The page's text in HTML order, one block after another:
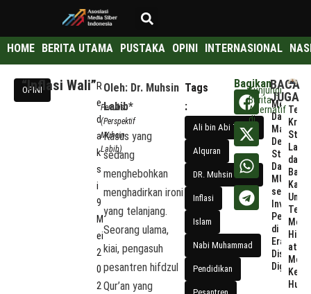
HOME BERITA UTAMA PUSTAKA OPINI INTERNASIONAL
OPINI
“Inflasi Wali”R
e
d
a
k
s
i
9
M
ei
2
0
2
Penulis.
(Perspektif
Muhsin
Labib)
Oleh: Dr. Muhsin
Labib*
Kasus yang
sedang
menghebohkan
menghadirkan ironi
yang telanjang.
Seorang ulama,
kiai, pengasuh
pesantren hifdzul
Qur’an yang
Tags
:
Ali bin Abi Thalib
Alquran
DR. Muhsin Labib
Inflasi
Islam
Nabi Muhammad
Pendidikan
Bagikan
Kunjungi
Berita
Alternatif
di
:
BACA
JUGA
Dai
Masa
Depan:
Dai
MUI
sebagai
Investasi
di
Era
Disrupsi
Digital
Kritis
dan
Hibah
atau